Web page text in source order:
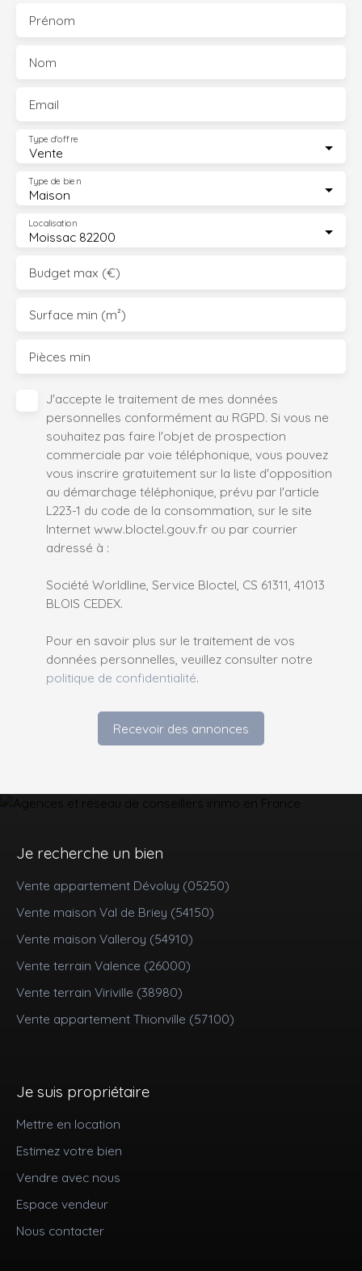
Prénom
Nom
Email
Vente
Type d'offre
Maison
Type de bien
Moissac 82200
Localisation
Budget max (€)
Surface min (m²)
Pièces min
J'accepte le traitement de mes données
personnelles conformément au RGPD. Si vous ne
souhaitez pas faire l'objet de prospection
commerciale par voie téléphonique, vous pouvez
vous inscrire gratuitement sur la liste d'opposition
au démarchage téléphonique, prévu par l'article
L223-1 du code de la consommation, sur le site
Internet www.bloctel.gouv.fr ou par courrier
adressé à :
Société Worldline, Service Bloctel, CS 61311, 41013
BLOIS CEDEX.
Pour en savoir plus sur le traitement de vos
données personnelles, veuillez consulter notre
politique de confidentialité.
Recevoir des annonces
Je recherche un bien
Vente appartement Dévoluy (05250)
Vente maison Val de Briey (54150)
Vente maison Valleroy (54910)
Vente terrain Valence (26000)
Vente terrain Viriville (38980)
Vente appartement Thionville (57100)
Je suis propriétaire
Mettre en location
Estimez votre bien
Vendre avec nous
Espace vendeur
Nous contacter